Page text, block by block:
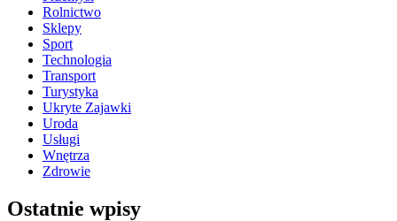
Rolnictwo
Sklepy
Sport
Technologia
Transport
Turystyka
Ukryte Zajawki
Uroda
Usługi
Wnętrza
Zdrowie
Ostatnie wpisy